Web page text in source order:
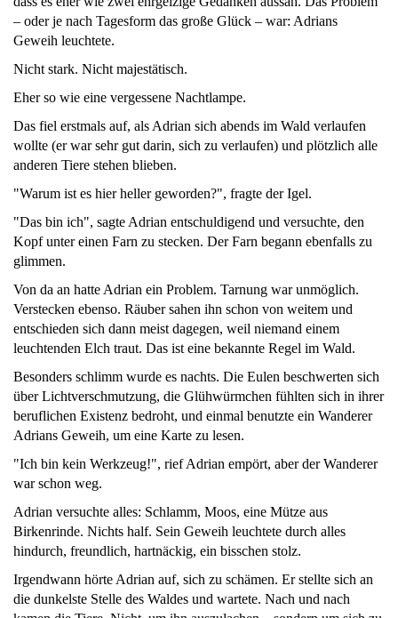
– oder je nach Tagesform das große Glück – war: Adrians
Geweih leuchtete.
Nicht stark. Nicht majestätisch.
Eher so wie eine vergessene Nachtlampe.
Das fiel erstmals auf, als Adrian sich abends im Wald verlaufen
wollte (er war sehr gut darin, sich zu verlaufen) und plötzlich alle
anderen Tiere stehen blieben.
"Warum ist es hier heller geworden?", fragte der Igel.
"Das bin ich", sagte Adrian entschuldigend und versuchte, den
Kopf unter einen Farn zu stecken. Der Farn begann ebenfalls zu
glimmen.
Von da an hatte Adrian ein Problem. Tarnung war unmöglich.
Verstecken ebenso. Räuber sahen ihn schon von weitem und
entschieden sich dann meist dagegen, weil niemand einem
leuchtenden Elch traut. Das ist eine bekannte Regel im Wald.
Besonders schlimm wurde es nachts. Die Eulen beschwerten sich
über Lichtverschmutzung, die Glühwürmchen fühlten sich in ihrer
beruflichen Existenz bedroht, und einmal benutzte ein Wanderer
Adrians Geweih, um eine Karte zu lesen.
"Ich bin kein Werkzeug!", rief Adrian empört, aber der Wanderer
war schon weg.
Adrian versuchte alles: Schlamm, Moos, eine Mütze aus
Birkenrinde. Nichts half. Sein Geweih leuchtete durch alles
hindurch, freundlich, hartnäckig, ein bisschen stolz.
Irgendwann hörte Adrian auf, sich zu schämen. Er stellte sich an
die dunkelste Stelle des Waldes und wartete. Nach und nach